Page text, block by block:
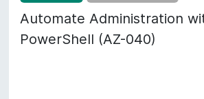
Automate Administration
PowerShell (AZ-040)